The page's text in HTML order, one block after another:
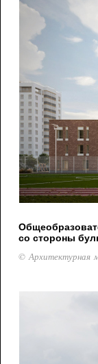
со стороны
© Архитектурная